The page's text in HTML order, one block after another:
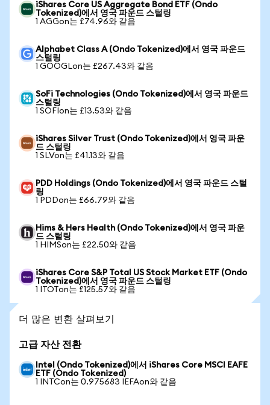
iShares Core US Aggregate Bond ETF (Ondo
Tokenized)에서 영국 파운드 스털링
1 AGGon는 £74.96와 같음
Alphabet Class A (Ondo Tokenized)에서 영국 파운드
스털링
1 GOOGLon는 £267.43와 같음
SoFi Technologies (Ondo Tokenized)에서 영국 파운드
스털링
1 SOFIon는 £13.53와 같음
iShares Silver Trust (Ondo Tokenized)에서 영국 파운
드 스털링
1 SLVon는 £41.13와 같음
PDD Holdings (Ondo Tokenized)에서 영국 파운드 스털
링
1 PDDon는 £66.79와 같음
Hims & Hers Health (Ondo Tokenized)에서 영국 파운
드 스털링
1 HIMSon는 £22.50와 같음
iShares Core S&P Total US Stock Market ETF (Ondo
Tokenized)에서 영국 파운드 스털링
1 ITOTon는 £125.57와 같음
더 많은 변환 살펴보기
고급 자산 전환
Intel (Ondo Tokenized)에서 iShares Core MSCI EAFE
ETF (Ondo Tokenized)
1 INTCon는 0.975683 IEFAon와 같음